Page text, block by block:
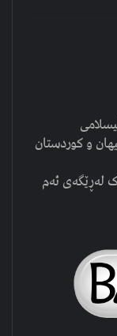
و کوردستان
لەڕێگەی ئەم